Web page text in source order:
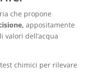
che propone
appositamente
valori dell’acqua
chimici per rilevare